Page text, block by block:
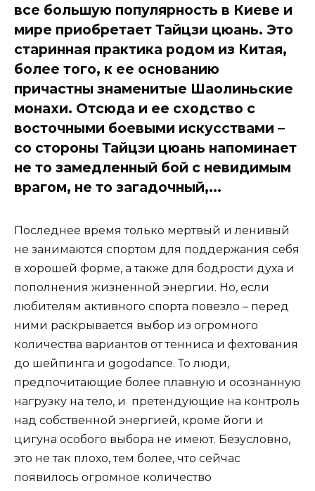
все большую популярность в Киеве и
мире приобретает Тайцзи цюань. Это
старинная практика родом из Китая,
более того, к ее основанию
причастны знаменитые Шаолиньские
монахи. Отсюда и ее сходство с
восточными боевыми искусствами –
со стороны Тайцзи цюань напоминает
не то замедленный бой с невидимым
врагом, не то загадочный,...
Последнее время только мертвый и ленивый
не занимаются спортом для поддержания себя
в хорошей форме, а также для бодрости духа и
пополнения жизненной энергии. Но, если
любителям активного спорта повезло – перед
ними раскрывается выбор из огромного
количества вариантов от тенниса и фехтования
до шейпинга и gogodance. То люди,
предпочитающие более плавную и осознанную
нагрузку на тело, и претендующие на контроль
над собственной энергией, кроме йоги и
цигуна особого выбора не имеют. Безусловно,
это не так плохо, тем более, что сейчас
появилось огромное количество